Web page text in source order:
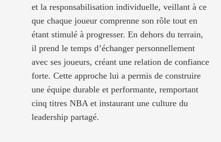
et la responsabilisation individuelle, veillant à ce
que chaque joueur comprenne son rôle tout en
étant stimulé à progresser. En dehors du terrain,
il prend le temps d’échanger personnellement
avec ses joueurs, créant une relation de confiance
forte. Cette approche lui a permis de construire
une équipe durable et performante, remportant
cinq titres NBA et instaurant une culture du
leadership partagé.